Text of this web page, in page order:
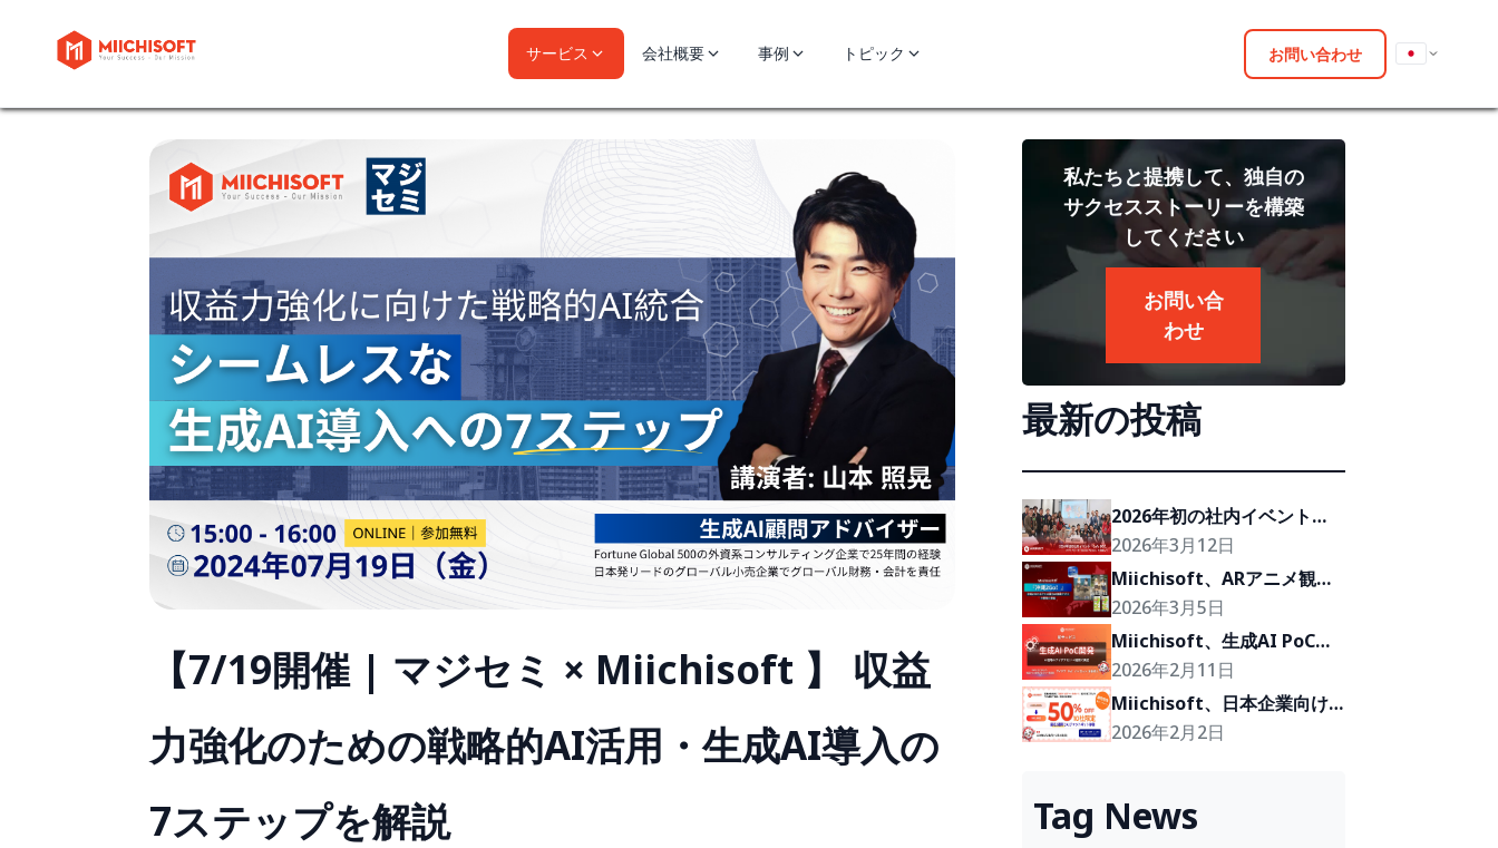
サービス 会社概要 事例 トピック お問い合わせ
【7/19開催 | マジセミ × Miichisoft 】 収益
力強化のための戦略的AI活用・生成AI導入の
7ステップを解説
私たちと提携して、独自の
サクセスストーリーを構築
してください
お問い合
わせ
最新の投稿
2026年初の社内イベント
「Cafe BOD」、クライアン
トの『Growth Partner』を
目指して
2026年3月12日
Miichisoft、ARアニメ観光
体験プロジェクト「沖縄
2Go！」の開発に参画
2026年3月5日
Miichisoft、生成AI PoC開
発サービスを提供開始。アイ
デアを2〜4週間で実現可能
なプロトタイプに。
2026年2月11日
Miichisoft、日本企業向け
に「Dify AIチャットボッ
定！
2026年2月2日
Tag News